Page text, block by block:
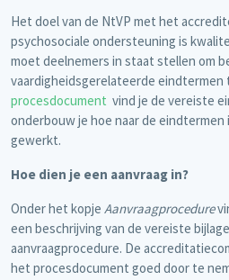
Het doel van de NtVP met het
psychosociale ondersteuning is
moet deelnemers in staat stellen om
vaardigheidsgerelateerde eindtermen
procesdocument vind je de vereiste
onderbouw je hoe naar de
gewerkt.
Hoe dien je een aanvraag in?
Onder het kopje Aanvraagprocedure
een beschrijving van de vereiste
aanvraagprocedure. De
het procesdocument goed door te